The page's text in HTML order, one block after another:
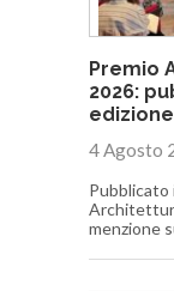
Premio
2026:
edizione
4 Agosto
Pubblicato
menzione